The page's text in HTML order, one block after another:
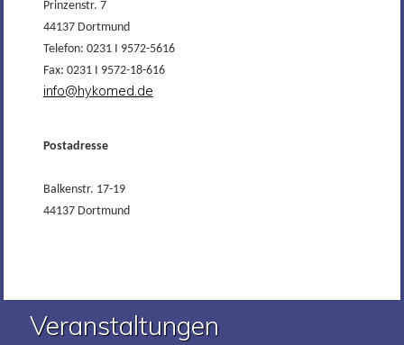
Prinzenstr. 7
44137 Dortmund
Telefon: 0231 I 9572-5616
Fax: 0231 I 9572-18-616
info@hykomed.de
Postadresse
Balkenstr. 17-19
44137 Dortmund
Veranstaltungen